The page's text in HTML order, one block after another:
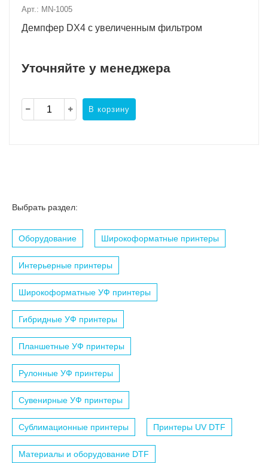
Арт.: MN-1005
Демпфер DX4 с увеличенным фильтром
Уточняйте у менеджера
В корзину
Выбрать раздел:
Оборудование Широкоформатные принтеры
Интерьерные принтеры
Широкоформатные УФ принтеры
Гибридные УФ принтеры
Планшетные УФ принтеры
Рулонные УФ принтеры
Сувенирные УФ принтеры
Сублимационные принтеры Принтеры UV DTF
Материалы и оборудование DTF